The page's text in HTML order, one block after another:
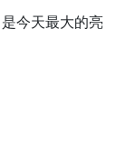
今天最大的亮